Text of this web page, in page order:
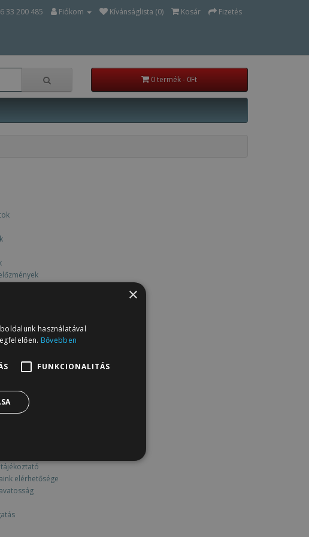
33 200 485 Fiókom Kívánságlista (0) Kosár Fizetés
0 termék - 0Ft
Feltételek
elérhetősége
×
használatával
Bővebben
FUNKCIONALITÁS